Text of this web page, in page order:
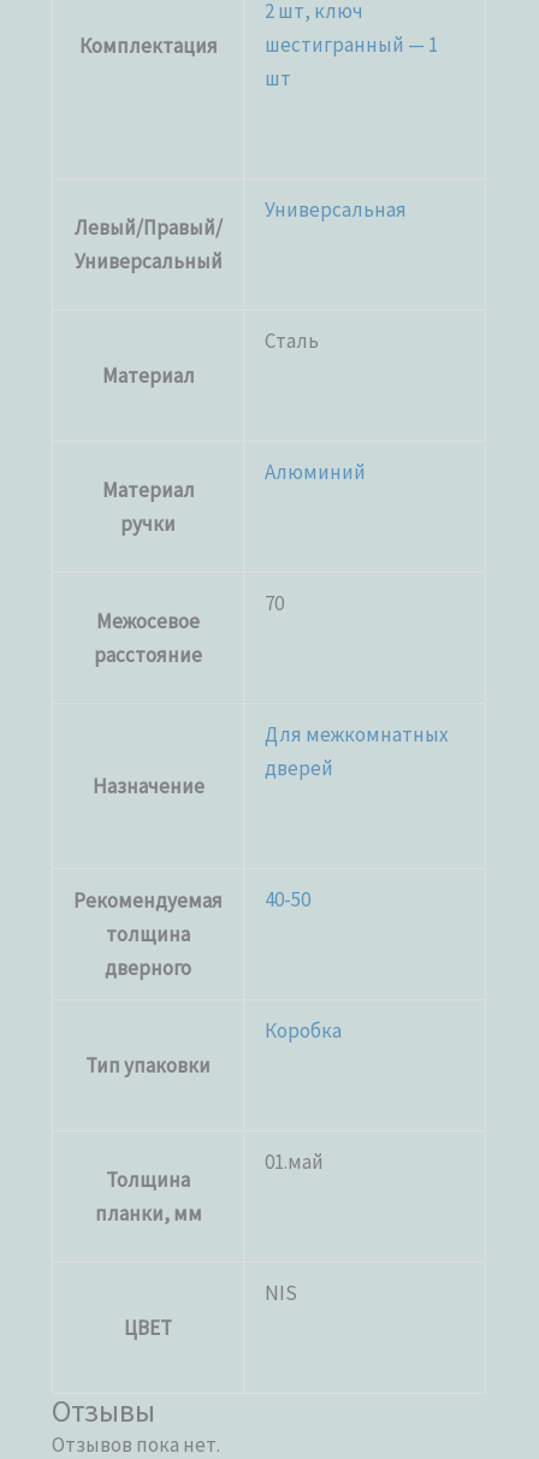
Комплектация
2 шт, ключ
шестигранный — 1
шт
Левый/Правый/
Универсальный
Универсальная
Материал
Сталь
Материал
ручки
Алюминий
Межосевое
расстояние
70
Назначение
Для межкомнатных
дверей
Рекомендуемая
толщина
дверного
40-50
Тип упаковки
Коробка
Толщина
планки, мм
01.май
ЦВЕТ
NIS
Отзывы
Отзывов пока нет.